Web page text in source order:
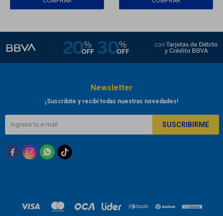
Newsletter
¡Suscribite y recibí todas nuestras novedades!
SUSCRIBIRME
  